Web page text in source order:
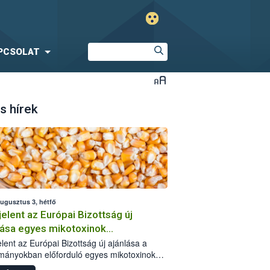
hírek
3, hétfő
az Európai Bizottság új
egyes mikotoxinok
való jelenlétéről
az Európai Bizottság új ajánlása a
előforduló egyes mikotoxinokkal
A dokumentum 2027-től új